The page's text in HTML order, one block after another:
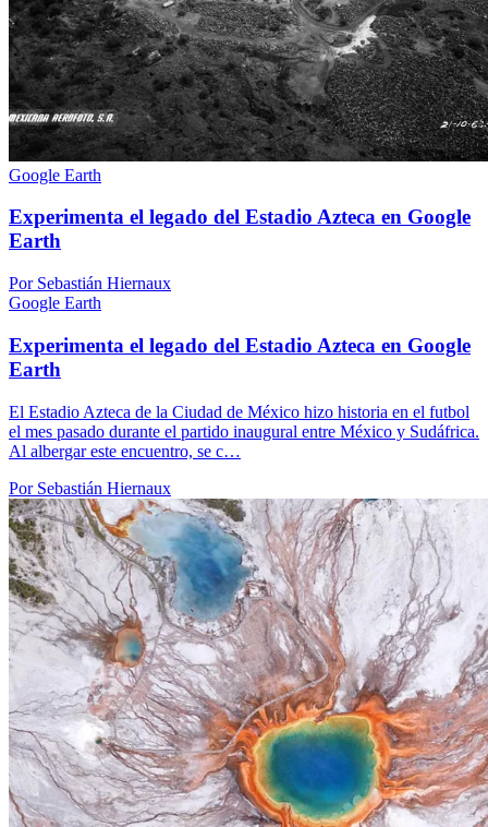
Google Earth
Experimenta el legado del Estadio Azteca en Google
Earth
Por Sebastián Hiernaux
Google Earth
Experimenta el legado del Estadio Azteca en Google
Earth
El Estadio Azteca de la Ciudad de México hizo historia en el futbol
el mes pasado durante el partido inaugural entre México y Sudáfrica.
Al albergar este encuentro, se c…
Por Sebastián Hiernaux